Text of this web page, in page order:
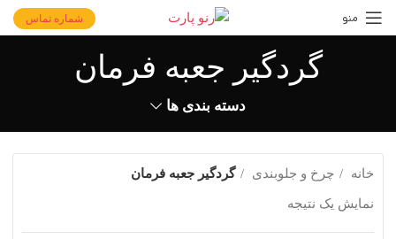
منو شماره تماس
گردگیر جعبه فرمان
دسته بندی ها
خانه چرخ و جلوبندی گردگیر جعبه فرمان
نمایش یک نتیجه